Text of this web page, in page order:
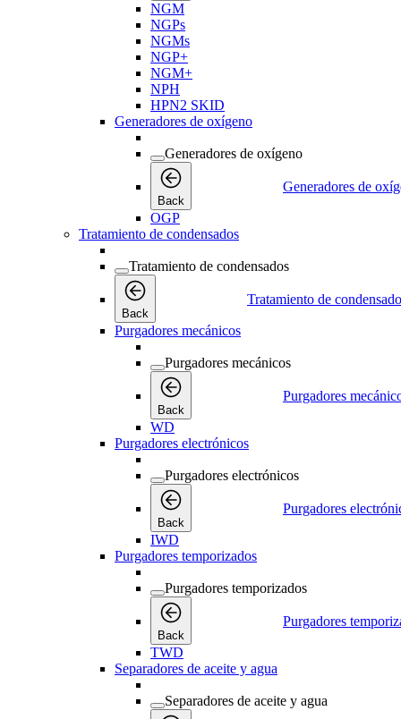
NGM
NGPs
NGMs
NGP+
NGM+
NPH
HPN2 SKID
Generadores de oxígeno
Generadores de oxígeno
Back
Generadores de
OGP
Tratamiento de condensados
Tratamiento de condensados
Back
Tratamiento de
Purgadores mecánicos
Purgadores mecánicos
Back
Purgadores
WD
Purgadores electrónicos
Purgadores electrónicos
Back
Purgadores
IWD
Purgadores temporizados
Purgadores temporizados
Back
Purgadores
TWD
Separadores de aceite y agua
Separadores de aceite y agua